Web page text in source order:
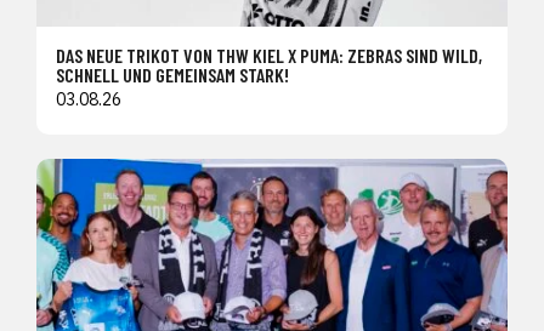
DAS NEUE TRIKOT VON THW KIEL X PUMA: ZEBRAS SIND WILD,
SCHNELL UND GEMEINSAM STARK!
03.08.26